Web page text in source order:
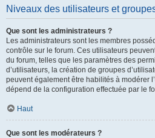
Niveaux des utilisateurs et
Que sont les administrateurs ?
Les administrateurs sont les membres
contrôle sur le forum. Ces utilisateurs
du forum, telles que les paramètres des
d’utilisateurs, la création de groupes
peuvent également être habilités à modérer
dépend de la configuration effectuée par le
Haut
Que sont les modérateurs ?